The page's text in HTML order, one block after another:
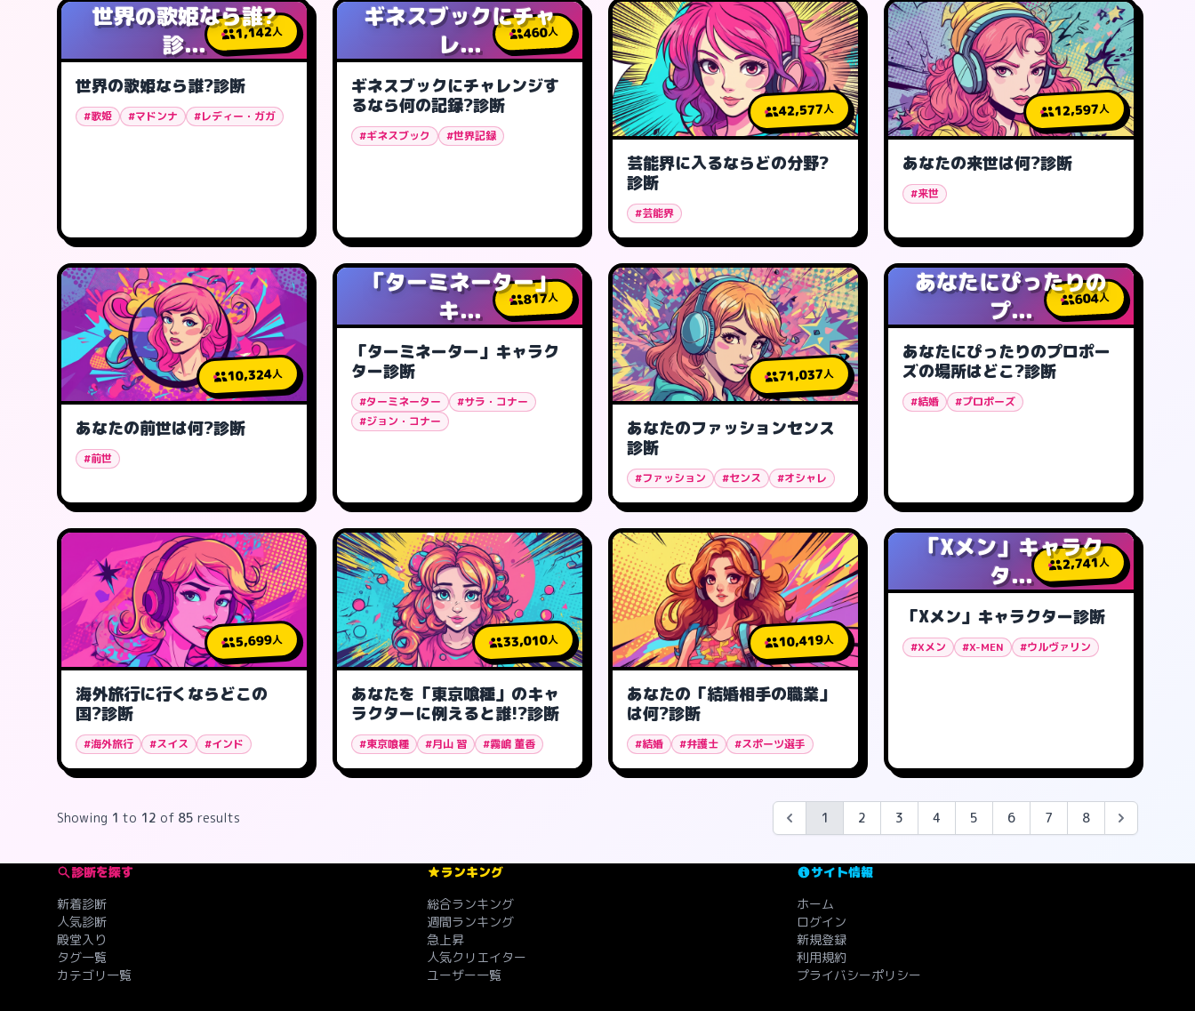
世界の歌姫なら誰?
診...
1,142人
世界の歌姫なら誰?診断
#歌姫 #マドンナ #レディー・ガガ
ギネスブックにチャ
レ...
460人
ギネスブックにチャレンジす
るなら何の記録?診断
#ギネスブック #世界記録
42,577人
芸能界に入るならどの分野?
診断
#芸能界
12,597人
あなたの来世は何?診断
#来世
10,324人
あなたの前世は何?診断
#前世
「ターミネーター」
キ...
817人
「ターミネーター」キャラク
ター診断
#ターミネーター
#サラ・コナー
#ジョン・コナー
71,037人
あなたのファッションセンス
診断
#ファッション #センス #オシャレ
あなたにぴったりの
プ...
604人
あなたにぴったりのプロポー
ズの場所はどこ?診断
#結婚 #プロポーズ
5,699人
海外旅行に行くならどこの
国?診断
#海外旅行 #スイス #インド
33,010人
あなたを「東京喰種」のキャ
ラクターに例えると誰!?診断
#東京喰種 #月山 習 #霧嶋 董香
10,419人
あなたの「結婚相手の職業」
は何?診断
#結婚 #弁護士 #スポーツ選手
「Xメン」キャラク
タ...
2,741人
「Xメン」キャラクター診断
#Xメン #X-MEN #ウルヴァリン
Showing 1 to 12 of 85 results 1 2 3 4 5 6 7 8
診断を探す
新着診断
人気診断
殿堂入り
タグ一覧
カテゴリ一覧
ランキング
総合ランキング
週間ランキング
急上昇
人気クリエイター
ユーザー一覧
サイト情報
ホーム
ログイン
新規登録
利用規約
プライバシーポリシー